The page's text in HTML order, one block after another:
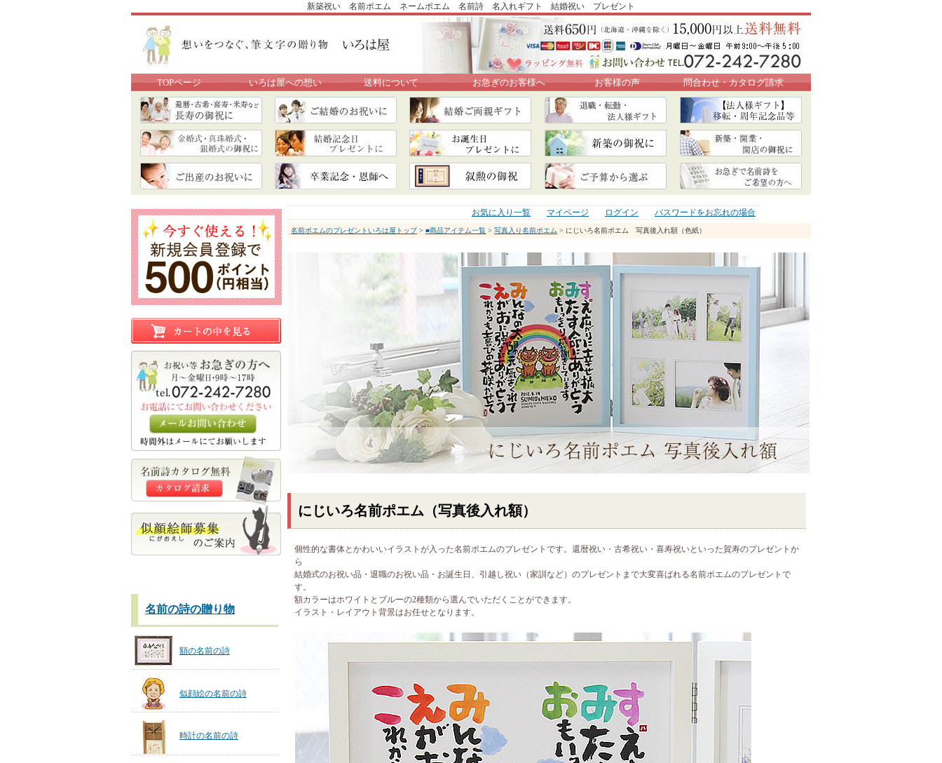
新築祝い 名前ポエム ネームポエム 名前詩 名入れギフト 結婚祝い プレゼント
TOPページ いろは屋への想い 送料について お急ぎのお客様へ お客様の声 問合わせ・カタログ請求
名前の詩の贈り物
額の名前の詩
似顔絵の名前の詩
時計の名前の詩
お気に入り一覧 マイページ ログイン パスワードをお忘れの場合
名前ポエムのプレゼントいろは屋トップ> ■商品アイテム一覧 > 写真入り名前ポエム > にじいろ名前ポエム 写真後入れ額（色紙）
にじいろ名前ポエム（写真後入れ額）
個性的な書体とかわいいイラストが入った名前ポエムのプレゼントです。還暦祝い・古希祝い・喜寿祝いといった賀寿のプレゼントか
ら
結婚式のお祝い品・退職のお祝い品・お誕生日、引越し祝い（家訓など）のプレゼントまで大変喜ばれる名前ポエムのプレゼントで
す。
額カラーはホワイトとブルーの2種類から選んでいただくことができます。
イラスト・レイアウト背景はお任せとなります。